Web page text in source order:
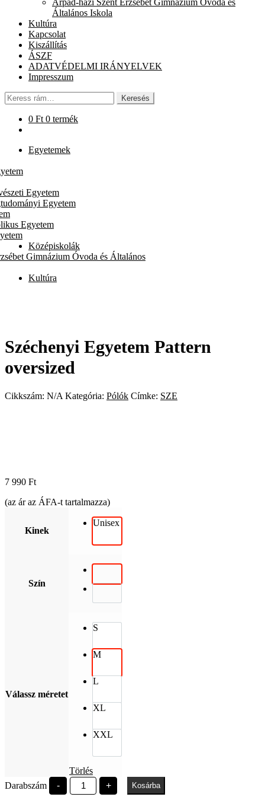
Árpád-házi Szent Erzsébet Gimnázium Óvoda és
Általános Iskola
Kultúra
Kapcsolat
Kiszállítás
ÁSZF
ADATVÉDELMI IRÁNYELVEK
Impresszum
Keresés
a
következőre:
Keresés
0 Ft 0 termék
Egyetemek
Egyetem
Egyetem
Egyetem
Középiskolák
Gimnázium Óvoda és Általános
Kultúra
Széchenyi Egyetem Pattern
oversized
Cikkszám: N/A Kategória: Pólók Címke: SZE
7 990 Ft
(az ár az ÁFA-t tartalmazza)
Kinek
Unisex
Szín
Válassz méretet
S
M
L
XL
XXL
Törlés
Darabszám
-
Széchenyi
Egyetem
+ Kosárba